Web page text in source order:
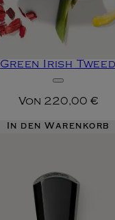
Green Irish Tweed
Von 220,00 €
In den Warenkorb